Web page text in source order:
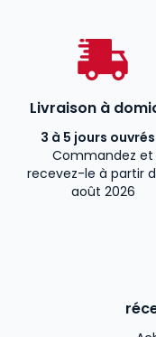
Livraison à
3 à 5 jours ouvrés
Commandez et
recevez-le à partir
août 2026